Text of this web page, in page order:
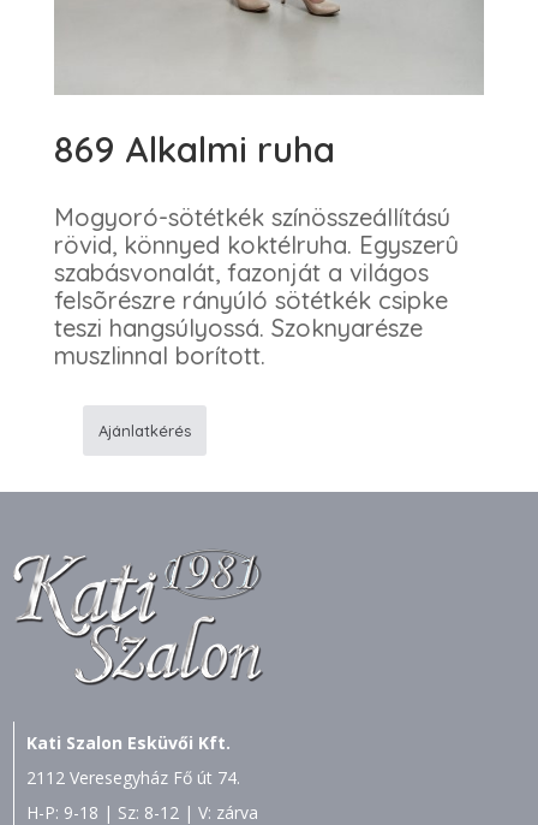
869 Alkalmi ruha
Mogyoró-sötétkék színösszeállítású
rövid, könnyed koktélruha. Egyszerû
szabásvonalát, fazonját a világos
felsõrészre rányúló sötétkék csipke
teszi hangsúlyossá. Szoknyarésze
muszlinnal borított.
ruha
Ajánlatkérés
Kati Szalon Esküvői Kft.
2112 Veresegyház Fő út 74.
H-P: 9-18 | Sz: 8-12 | V: zárva